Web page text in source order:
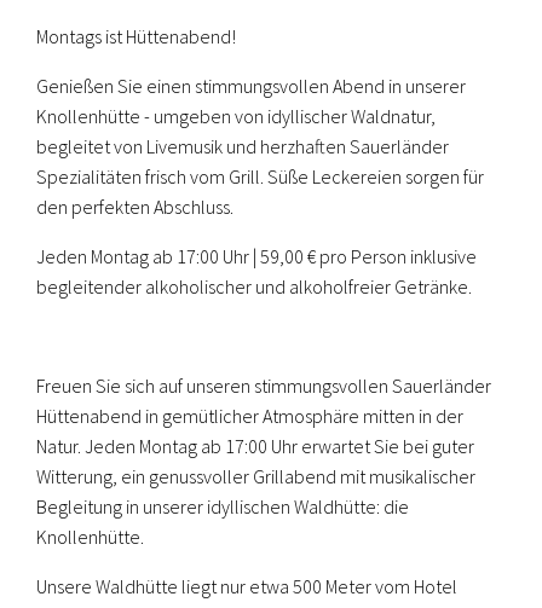
Montags ist Hüttenabend!
Genießen Sie einen stimmungsvollen Abend in unserer
Knollenhütte - umgeben von idyllischer Waldnatur,
begleitet von Livemusik und herzhaften Sauerländer
Spezialitäten frisch vom Grill. Süße Leckereien sorgen für
den perfekten Abschluss.
Jeden Montag ab 17:00 Uhr | 59,00 € pro Person inklusive
begleitender alkoholischer und alkoholfreier Getränke.
Freuen Sie sich auf unseren stimmungsvollen Sauerländer
Hüttenabend in gemütlicher Atmosphäre mitten in der
Natur. Jeden Montag ab 17:00 Uhr erwartet Sie bei guter
Witterung, ein genussvoller Grillabend mit musikalischer
Begleitung in unserer idyllischen Waldhütte: die
Knollenhütte.
Unsere Waldhütte liegt nur etwa 500 Meter vom Hotel